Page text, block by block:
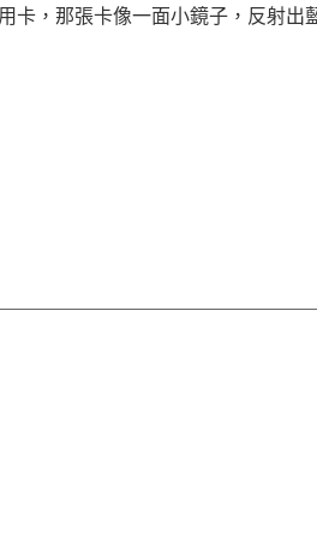
卡，那張卡像一面小鏡子，反射出